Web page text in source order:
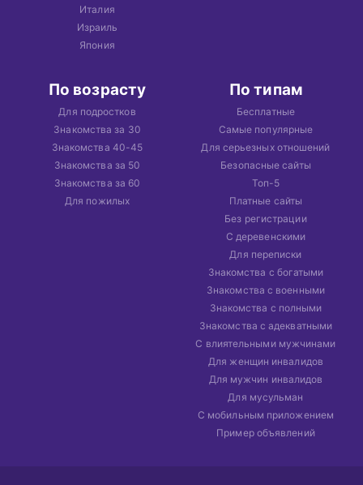
Италия
Израиль
Япония
По возрасту
Для подростков
Знакомства за 30
Знакомства 40-45
Знакомства за 50
Знакомства за 60
Для пожилых
По типам
Бесплатные
Самые популярные
Для серьезных отношений
Безопасные сайты
Топ-5
Платные сайты
Без регистрации
С деревенскими
Для переписки
Знакомства с богатыми
Знакомства с военными
Знакомства с полными
Знакомства с адекватными
С влиятельными мужчинами
Для женщин инвалидов
Для мужчин инвалидов
Для мусульман
С мобильным приложением
Пример объявлений